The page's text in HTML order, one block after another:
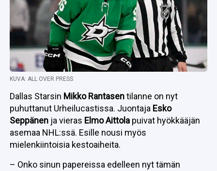
KUVA: ALL OVER PRESS
Dallas Starsin Mikko Rantasentilanne on nyt
puhuttanut Urheilucastissa. Juontaja Esko
Seppänen ja vieras Elmo Aittola puivat hyökkääjän
asemaa NHL:ssä. Esille nousi myös
mielenkiintoisia kestoaiheita.
– Onko sinun papereissa edelleen nyt tämän